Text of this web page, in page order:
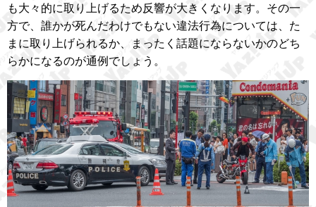
も大々的に取り上げるため反響が大きくなります。その一
方で、誰かが死んだわけでもない違法行為については、た
まに取り上げられるか、まったく話題にならないかのどち
らかになるのが通例でしょう。